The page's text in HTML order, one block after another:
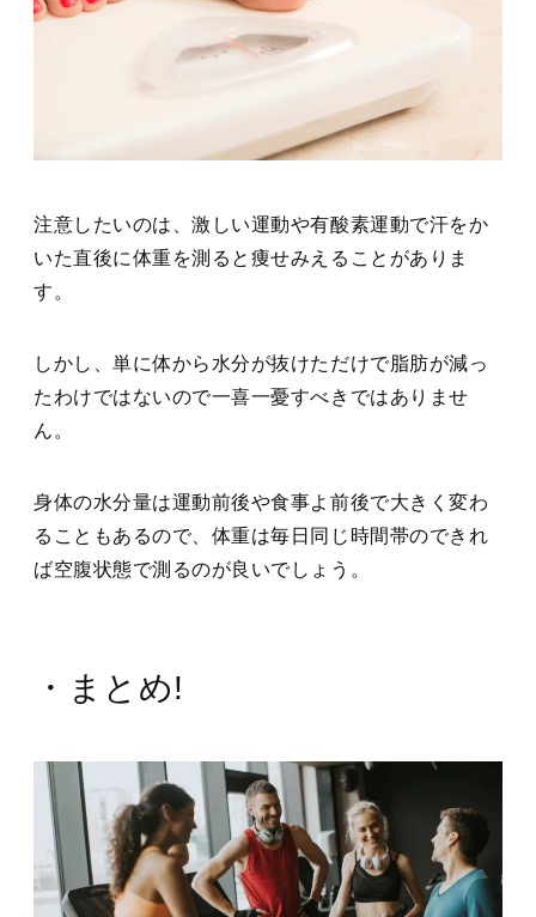
注意したいのは、激しい運動や有酸素運動で汗をか
いた直後に体重を測ると痩せみえることがありま
す。
しかし、単に体から水分が抜けただけで脂肪が減っ
たわけではないので一喜一憂すべきではありませ
ん。
身体の水分量は運動前後や食事よ前後で大きく変わ
ることもあるので、体重は毎日同じ時間帯のできれ
ば空腹状態で測るのが良いでしょう。
・まとめ!